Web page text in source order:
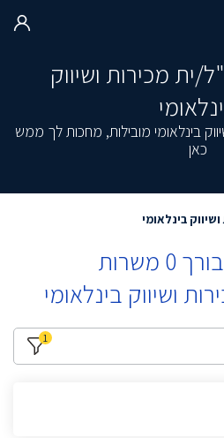
ית מכירות ושיווק
בינלאומי מובילות, מחכות לך ממש
כאן
בינלאומי
0 משרות
ושיווק בינלאומי
1